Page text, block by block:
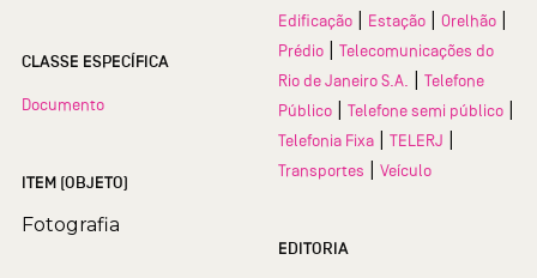
CLASSE ESPECÍFICA
Documento
ITEM (OBJETO)
Fotografia
Edificação Estação Orelhão
Prédio
Telecomunicações do
Rio de Janeiro S.A.
Telefone
Público
Telefone semi público
Telefonia Fixa TELERJ
Transportes Veículo
EDITORIA